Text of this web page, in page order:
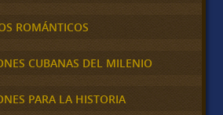
ROMÁNTICOS
CUBANAS DEL MILENIO
PARA LA HISTORIA